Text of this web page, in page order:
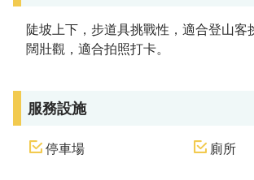
陡坡上下，步道具挑戰性，適合登山客
闊壯觀，適合拍照打卡。
服務設施
停車場 廁所